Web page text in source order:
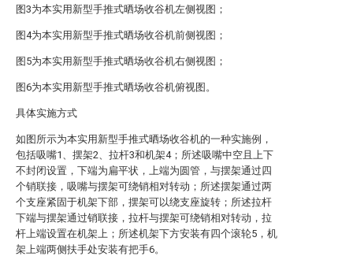
图3为本实用新型手推式晒场收谷机左侧视图；
图4为本实用新型手推式晒场收谷机前侧视图；
图5为本实用新型手推式晒场收谷机右侧视图；
图6为本实用新型手推式晒场收谷机俯视图。
具体实施方式
如图所示为本实用新型手推式晒场收谷机的一种实施例，
包括吸嘴1、摆架2、拉杆3和机架4；所述吸嘴中空且上下
不封闭设置，下端为扁平状，上端为圆管，与摆架通过四
个销联接，吸嘴与摆架可绕销相对转动；所述摆架通过两
个支座紧固于机架下部，摆架可以绕支座旋转；所述拉杆
下端与摆架通过销联接，拉杆与摆架可绕销相对转动，拉
杆上端设置在机架上；所述机架下方安装有四个滚轮5，机
架上端两侧扶手处安装有把手6。